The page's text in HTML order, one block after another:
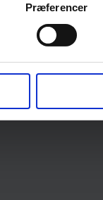
Præferencer